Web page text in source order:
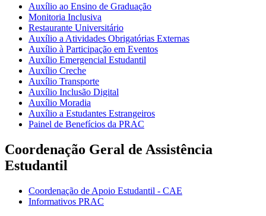
Auxílio ao Ensino de Graduação
Monitoria Inclusiva
Restaurante Universitário
Auxílio a Atividades Obrigatórias Externas
Auxílio à Participação em Eventos
Auxílio Emergencial Estudantil
Auxílio Creche
Auxílio Transporte
Auxílio Inclusão Digital
Auxílio Moradia
Auxílio a Estudantes Estrangeiros
Painel de Benefícios da PRAC
Coordenação Geral de Assistência
Estudantil
Coordenação de Apoio Estudantil - CAE
Informativos PRAC